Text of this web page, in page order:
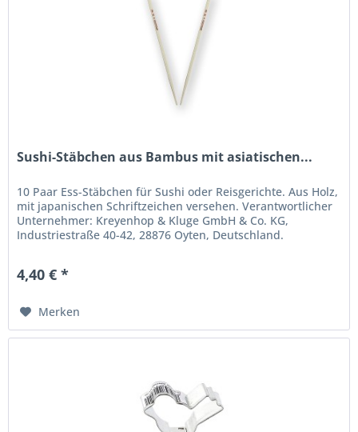
Sushi-Stäbchen aus Bambus mit asiatischen...
10 Paar Ess-Stäbchen für Sushi oder Reisgerichte. Aus Holz,
mit japanischen Schriftzeichen versehen. Verantwortlicher
Unternehmer: Kreyenhop & Kluge GmbH & Co. KG,
Industriestraße 40-42, 28876 Oyten, Deutschland.
4,40 € *
Merken